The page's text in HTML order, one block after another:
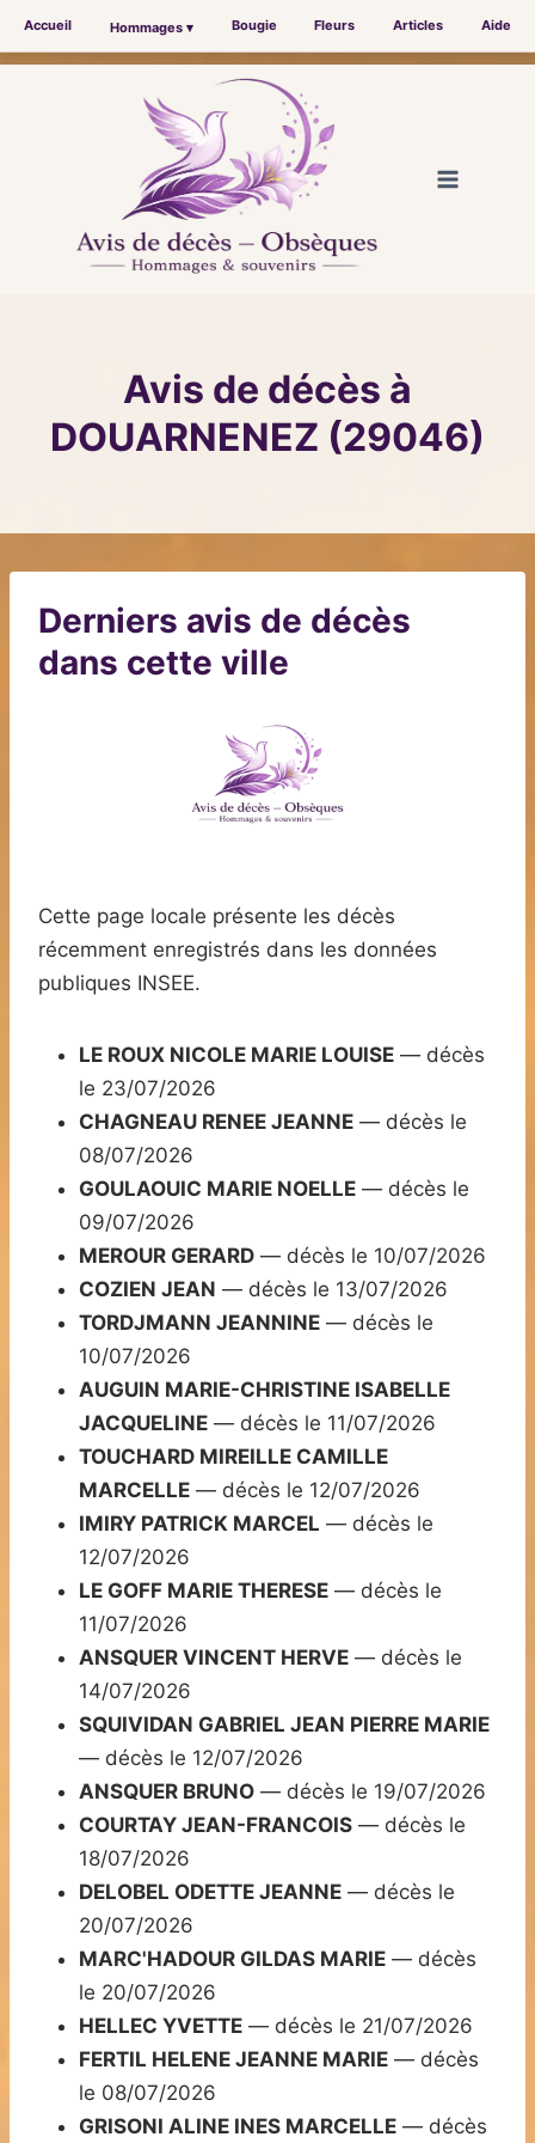
Accueil Hommages ▾ Bougie Fleurs Articles Aide
Avis de décès à
DOUARNENEZ (29046)
Derniers avis de décès
dans cette ville
Cette page locale présente les décès
récemment enregistrés dans les données
publiques INSEE.
LE ROUX NICOLE MARIE LOUISE — décès
le 23/07/2026
CHAGNEAU RENEE JEANNE — décès le
08/07/2026
GOULAOUIC MARIE NOELLE — décès le
09/07/2026
MEROUR GERARD — décès le 10/07/2026
COZIEN JEAN — décès le 13/07/2026
TORDJMANN JEANNINE — décès le
10/07/2026
AUGUIN MARIE-CHRISTINE ISABELLE
JACQUELINE — décès le 11/07/2026
TOUCHARD MIREILLE CAMILLE
MARCELLE — décès le 12/07/2026
IMIRY PATRICK MARCEL — décès le
12/07/2026
LE GOFF MARIE THERESE — décès le
11/07/2026
ANSQUER VINCENT HERVE — décès le
14/07/2026
SQUIVIDAN GABRIEL JEAN PIERRE MARIE
— décès le 12/07/2026
ANSQUER BRUNO — décès le 19/07/2026
COURTAY JEAN-FRANCOIS — décès le
18/07/2026
DELOBEL ODETTE JEANNE — décès le
20/07/2026
MARC'HADOUR GILDAS MARIE — décès
le 20/07/2026
HELLEC YVETTE — décès le 21/07/2026
FERTIL HELENE JEANNE MARIE — décès
le 08/07/2026
GRISONI ALINE INES MARCELLE — décès